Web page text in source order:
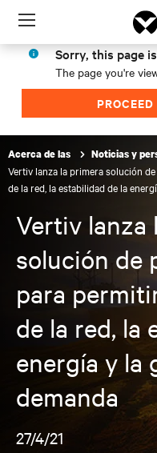
Menu
Sorry, this page
The page you're
PROCEED
Acerca de las Noticias y
Vertiv lanza la primera solución
de la red, la estabilidad de la
Vertiv lanza
solución de
para
de la red, la
energía y la
demanda
27/4/21